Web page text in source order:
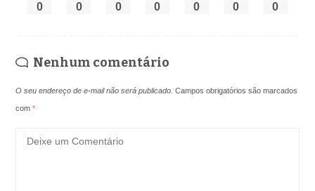
0 0 0 0 0 0 0
Nenhum comentário
O seu endereço de e-mail não será publicado. Campos obrigatórios são marcados
com*